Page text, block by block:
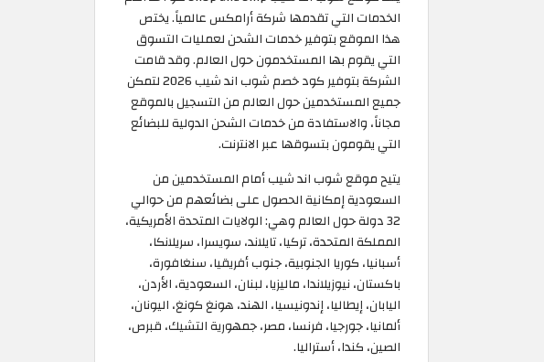
الخدمات التي تقدمها شركة أرامكس عالمياً. يختص
هذا الموقع بتوفير خدمات الشحن لعمليات التسوق
التي يقوم بها المستخدمون حول العالم. وقد قامت
الشركة بتوفير كود خصم شوب اند شيب 2026 لتمكن
جميع المستخدمين حول العالم من التسجيل بالموقع
مجاناً، والاستفادة من خدمات الشحن الدولية للبضائع
التي يقومون بتسوقها عبر الانترنت.
يتيح موقع شوب اند شيب أمام المستخدمين من
السعودية إمكانية الحصول على بضائعهم من حوالي
32 دولة حول العالم وهي: الولايات المتحدة الأمريكية،
المملكة المتحدة، تركيا، تايلاند، سويسرا، سريلانكا،
أسبانيا، كوريا الجنوبية، جنوب أفريقيا، سنغافورة،
باكستان، نيوزيلاندا، ماليزيا، لبنان، السعودية، الأردن،
اليابان، إيطاليا، إندونيسيا، الهند، هونغ كونغ، اليونان،
ألمانيا، جورجيا، فرنسا، مصر، جمهورية التشيك، قبرص،
الصين، كندا، أستراليا.